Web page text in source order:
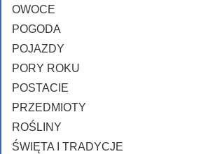
OWOCE
POGODA
POJAZDY
PORY ROKU
POSTACIE
PRZEDMIOTY
ROŚLINY
ŚWIĘTA I TRADYCJE